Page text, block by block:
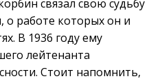
связал свою судьбу
о работе которых он и
В 1936 году ему
лейтенанта
Стоит напомнить,